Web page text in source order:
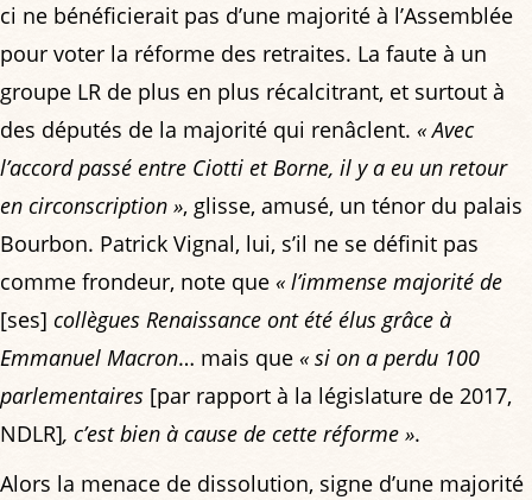
ci ne bénéficierait pas d’une majorité à l’Assemblée
pour voter la réforme des retraites. La faute à un
groupe LR de plus en plus récalcitrant, et surtout à
des députés de la majorité qui renâclent. « Avec
l’accord passé entre Ciotti et Borne, il y a eu un retour
en circonscription », glisse, amusé, un ténor du palais
Bourbon. Patrick Vignal, lui, s’il ne se définit pas
comme frondeur, note que « l’immense majorité de
[ses] collègues Renaissance ont été élus grâce à
Emmanuel Macron… mais que « si on a perdu 100
parlementaires [par rapport à la législature de 2017,
NDLR], c’est bien à cause de cette réforme ».
Alors la menace de dissolution, signe d’une majorité